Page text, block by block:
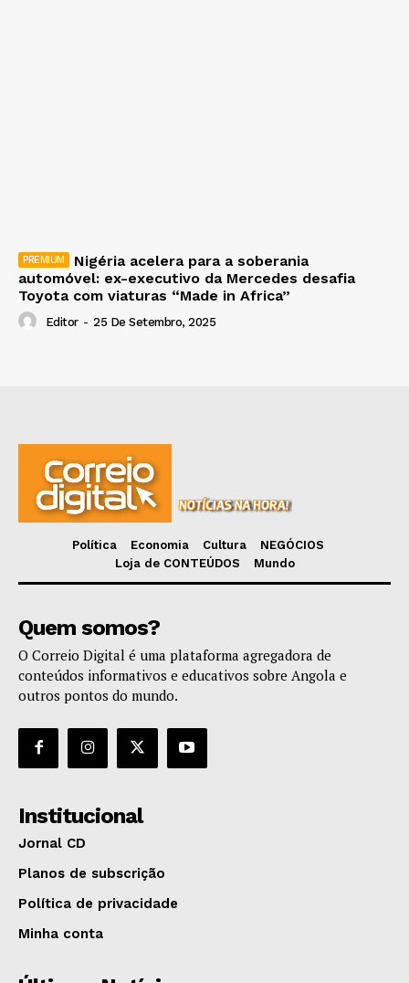
Nigéria acelera para a soberania
automóvel: ex-executivo da Mercedes desafia
Toyota com viaturas “Made in Africa”
Editor - 25 De Setembro, 2025
Política Economia Cultura
NEGÓCIOS
Loja de CONTEÚDOS
Mundo
Quem somos?
O Correio Digital é uma plataforma agregadora de
conteúdos informativos e educativos sobre Angola e
outros pontos do mundo.
Institucional
Jornal CD
Planos de subscrição
Política de privacidade
Minha conta